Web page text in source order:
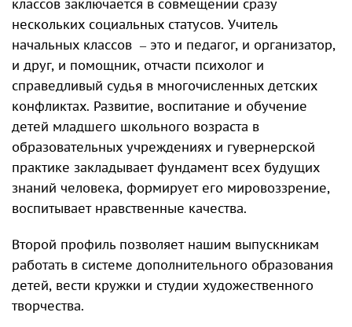
классов заключается в совмещении сразу
нескольких социальных статусов. Учитель
начальных классов – это и педагог, и организатор,
и друг, и помощник, отчасти психолог и
справедливый судья в многочисленных детских
конфликтах. Развитие, воспитание и обучение
детей младшего школьного возраста в
образовательных учреждениях и гувернерской
практике закладывает фундамент всех будущих
знаний человека, формирует его мировоззрение,
воспитывает нравственные качества.
Второй профиль позволяет нашим выпускникам
работать в системе дополнительного образования
детей, вести кружки и студии художественного
творчества.